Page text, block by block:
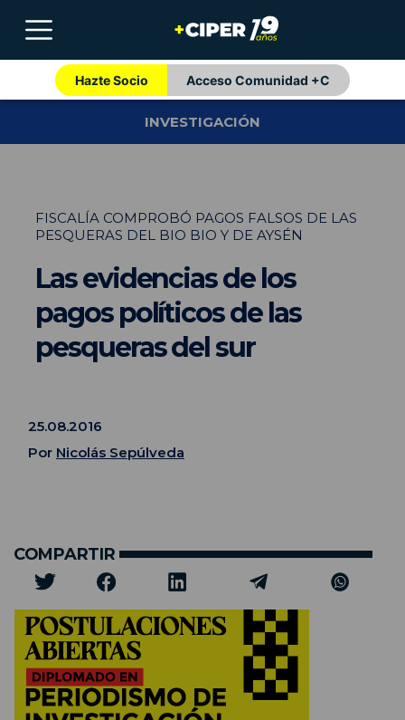
Hazte Socio Acceso Comunidad +C
INVESTIGACIÓN
FISCALÍA COMPROBÓ PAGOS FALSOS DE LAS
PESQUERAS DEL BIO BIO Y DE AYSÉN
Las evidencias de los
pagos políticos de las
pesqueras del sur
25.08.2016
Por Nicolás Sepúlveda
COMPARTIR